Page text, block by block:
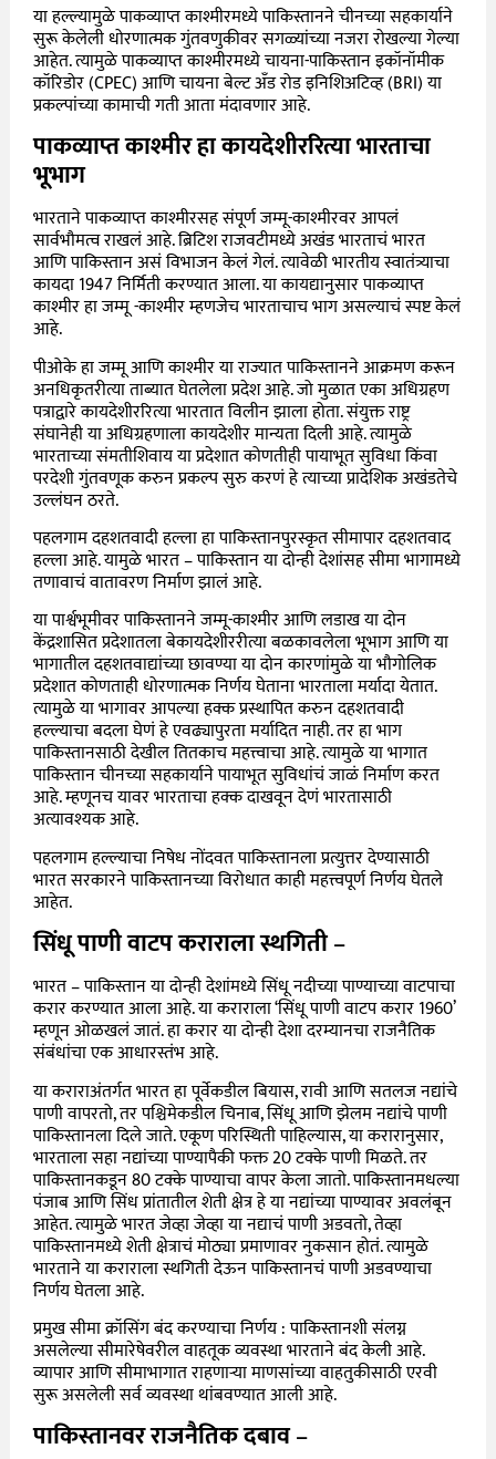
या हल्ल्यामुळे पाकव्याप्त काश्मीरमध्ये पाकिस्तानने चीनच्या सहकार्याने
सुरू केलेली धोरणात्मक गुंतवणुकीवर सगळ्यांच्या नजरा रोखल्या गेल्या
आहेत. त्यामुळे पाकव्याप्त काश्मीरमध्ये चायना-पाकिस्तान इकॉनॉमीक
कॉरिडोर (CPEC) आणि चायना बेल्ट अँड रोड इनिशिअटिव्ह (BRI) या
प्रकल्पांच्या कामाची गती आता मंदावणार आहे.
पाकव्याप्त काश्मीर हा कायदेशीररित्या भारताचा
भूभाग
भारताने पाकव्याप्त काश्मीरसह संपूर्ण जम्मू-काश्मीरवर आपलं
सार्वभौमत्व राखलं आहे. ब्रिटिश राजवटीमध्ये अखंड भारताचं भारत
आणि पाकिस्तान असं विभाजन केलं गेलं. त्यावेळी भारतीय स्वातंत्र्याचा
कायदा 1947 निर्मिती करण्यात आला. या कायद्यानुसार पाकव्याप्त
काश्मीर हा जम्मू -काश्मीर म्हणजेच भारताचाच भाग असल्याचं स्पष्ट केलं
आहे.
पीओके हा जम्मू आणि काश्मीर या राज्यात पाकिस्तानने आक्रमण करून
अनधिकृतरीत्या ताब्यात घेतलेला प्रदेश आहे. जो मुळात एका अधिग्रहण
पत्राद्वारे कायदेशीररित्या भारतात विलीन झाला होता. संयुक्त राष्ट्र
संघानेही या अधिग्रहणाला कायदेशीर मान्यता दिली आहे. त्यामुळे
भारताच्या संमतीशिवाय या प्रदेशात कोणतीही पायाभूत सुविधा किंवा
परदेशी गुंतवणूक करुन प्रकल्प सुरु करणं हे त्याच्या प्रादेशिक अखंडतेचे
उल्लंघन ठरते.
पहलगाम दहशतवादी हल्ला हा पाकिस्तानपुरस्कृत सीमापार दहशतवाद
हल्ला आहे. यामुळे भारत – पाकिस्तान या दोन्ही देशांसह सीमा भागामध्ये
तणावाचं वातावरण निर्माण झालं आहे.
या पार्श्वभूमीवर पाकिस्तानने जम्मू-काश्मीर आणि लडाख या दोन
केंद्रशासित प्रदेशातला बेकायदेशीररीत्या बळकावलेला भूभाग आणि या
भागातील दहशतवाद्यांच्या छावण्या या दोन कारणांमुळे या भौगोलिक
प्रदेशात कोणताही धोरणात्मक निर्णय घेताना भारताला मर्यादा येतात.
त्यामुळे या भागावर आपल्या हक्क प्रस्थापित करुन दहशतवादी
हल्ल्याचा बदला घेणं हे एवढ्यापुरता मर्यादित नाही. तर हा भाग
पाकिस्तानसाठी देखील तितकाच महत्त्वाचा आहे. त्यामुळे या भागात
पाकिस्तान चीनच्या सहकार्याने पायाभूत सुविधांचं जाळं निर्माण करत
आहे. म्हणूनच यावर भारताचा हक्क दाखवून देणं भारतासाठी
अत्यावश्यक आहे.
पहलगाम हल्ल्याचा निषेध नोंदवत पाकिस्तानला प्रत्युत्तर देण्यासाठी
भारत सरकारने पाकिस्तानच्या विरोधात काही महत्त्वपूर्ण निर्णय घेतले
आहेत.
सिंधू पाणी वाटप कराराला स्थगिती–
भारत – पाकिस्तान या दोन्ही देशांमध्ये सिंधू नदीच्या पाण्याच्या वाटपाचा
करार करण्यात आला आहे. या कराराला ‘सिंधू पाणी वाटप करार 1960’
म्हणून ओळखलं जातं. हा करार या दोन्ही देशा दरम्यानचा राजनैतिक
संबंधांचा एक आधारस्तंभ आहे.
या कराराअंतर्गत भारत हा पूर्वेकडील बियास, रावी आणि सतलज नद्यांचे
पाणी वापरतो, तर पश्चिमेकडील चिनाब, सिंधू आणि झेलम नद्यांचे पाणी
पाकिस्तानला दिले जाते. एकूण परिस्थिती पाहिल्यास, या करारानुसार,
भारताला सहा नद्यांच्या पाण्यापैकी फक्त 20 टक्के पाणी मिळते. तर
पाकिस्तानकडून 80 टक्के पाण्याचा वापर केला जातो. पाकिस्तानमधल्या
पंजाब आणि सिंध प्रांतातील शेती क्षेत्र हे या नद्यांच्या पाण्यावर अवलंबून
आहेत. त्यामुळे भारत जेव्हा जेव्हा या नद्याचं पाणी अडवतो, तेव्हा
पाकिस्तानमध्ये शेती क्षेत्राचं मोठ्या प्रमाणावर नुकसान होतं. त्यामुळे
भारताने या कराराला स्थगिती देऊन पाकिस्तानचं पाणी अडवण्याचा
निर्णय घेतला आहे.
प्रमुख सीमा क्रॉसिंग बंद करण्याचा निर्णय : पाकिस्तानशी संलग्न
असलेल्या सीमारेषेवरील वाहतूक व्यवस्था भारताने बंद केली आहे.
व्यापार आणि सीमाभागात राहणाऱ्या माणसांच्या वाहतुकीसाठी एरवी
सुरू असलेली सर्व व्यवस्था थांबवण्यात आली आहे.
पाकिस्तानवर राजनैतिक दबाव–